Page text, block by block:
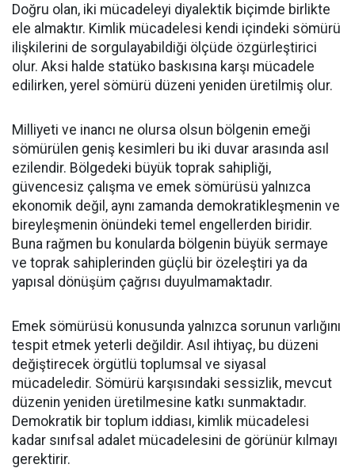
Doğru olan, iki mücadeleyi diyalektik biçimde birlikte
ele almaktır. Kimlik mücadelesi kendi içindeki sömürü
ilişkilerini de sorgulayabildiği ölçüde özgürleştirici
olur. Aksi halde statüko baskısına karşı mücadele
edilirken, yerel sömürü düzeni yeniden üretilmiş olur.
Milliyeti ve inancı ne olursa olsun bölgenin emeği
sömürülen geniş kesimleri bu iki duvar arasında asıl
ezilendir. Bölgedeki büyük toprak sahipliği,
güvencesiz çalışma ve emek sömürüsü yalnızca
ekonomik değil, aynı zamanda demokratikleşmenin ve
bireyleşmenin önündeki temel engellerden biridir.
Buna rağmen bu konularda bölgenin büyük sermaye
ve toprak sahiplerinden güçlü bir özeleştiri ya da
yapısal dönüşüm çağrısı duyulmamaktadır.
Emek sömürüsü konusunda yalnızca sorunun varlığını
tespit etmek yeterli değildir. Asıl ihtiyaç, bu düzeni
değiştirecek örgütlü toplumsal ve siyasal
mücadeledir. Sömürü karşısındaki sessizlik, mevcut
düzenin yeniden üretilmesine katkı sunmaktadır.
Demokratik bir toplum iddiası, kimlik mücadelesi
kadar sınıfsal adalet mücadelesini de görünür kılmayı
gerektirir.